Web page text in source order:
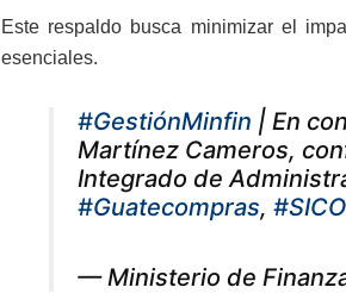
Este respaldo busca minimizar el
esenciales.
#GestiónMinfin | En
Martínez Cameros,
Integrado de
#Guatecompras,
— Ministerio de